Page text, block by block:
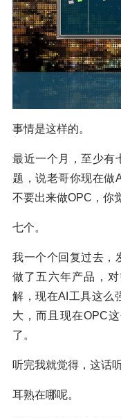
事情是这样的。
最近一个月，至少有
题，说老哥你现在做
不要出来做OPC，你
七个。
我一个个回复过去，
做了五六年产品，
解，现在AI工具这么
大，而且现在OPC
了。
听完我就觉得，这话
耳熟在哪呢。